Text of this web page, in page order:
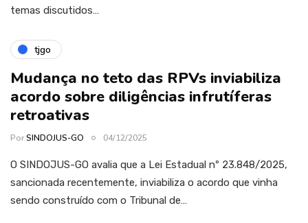
temas discutidos…
tjgo
Mudança no teto das RPVs inviabiliza
acordo sobre diligências infrutíferas
retroativas
PorSINDOJUS-GO 04/12/2025
O SINDOJUS-GO avalia que a Lei Estadual nº 23.848/2025,
sancionada recentemente, inviabiliza o acordo que vinha
sendo construído com o Tribunal de…